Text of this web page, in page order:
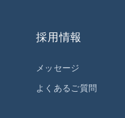
採用情報
メッセージ
よくあるご質問